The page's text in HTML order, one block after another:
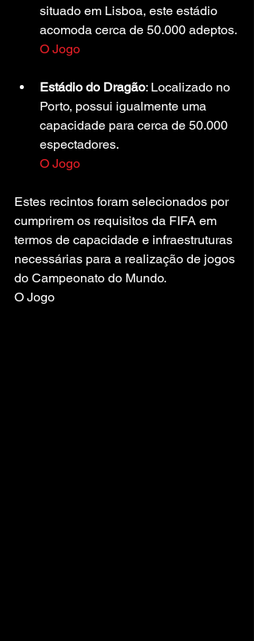
situado em Lisboa, este estádio
acomoda cerca de 50.000 adeptos.
O Jogo
Estádio do Dragão: Localizado no
Porto, possui igualmente uma
capacidade para cerca de 50.000
espectadores.
O Jogo
Estes recintos foram selecionados por
cumprirem os requisitos da FIFA em
termos de capacidade e infraestruturas
necessárias para a realização de jogos
do Campeonato do Mundo.
O Jogo